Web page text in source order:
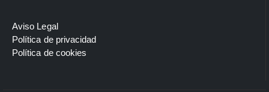
Aviso Legal
Política de privacidad
Política de cookies